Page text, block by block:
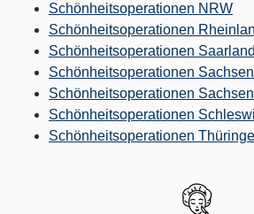
Schönheitsoperationen NRW
Schönheitsoperationen
Schönheitsoperationen Saarland
Schönheitsoperationen Sachsen
Schönheitsoperationen
Schönheitsoperationen
Schönheitsoperationen